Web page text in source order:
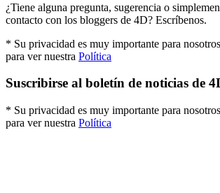
¿Tiene alguna pregunta, sugerencia o
contacto con los bloggers de 4D? Escríbenos.
* Su privacidad es muy importante para
para ver nuestra Política
Suscribirse al boletín de noticias de
* Su privacidad es muy importante para
para ver nuestra Política